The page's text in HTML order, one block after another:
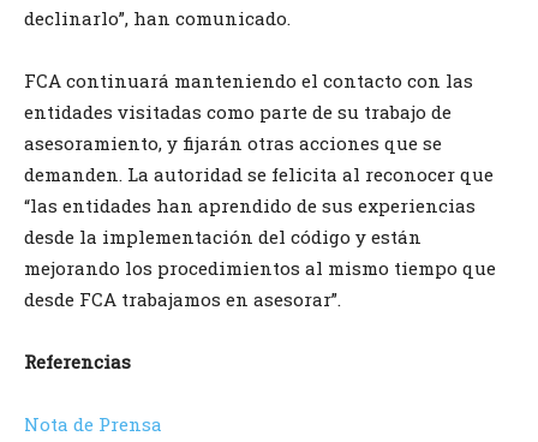
declinarlo”, han comunicado.
FCA continuará manteniendo el contacto con las
entidades visitadas como parte de su trabajo de
asesoramiento, y fijarán otras acciones que se
demanden. La autoridad se felicita al reconocer que
“las entidades han aprendido de sus experiencias
desde la implementación del código y están
mejorando los procedimientos al mismo tiempo que
desde FCA trabajamos en asesorar”.
Referencias
Nota de Prensa